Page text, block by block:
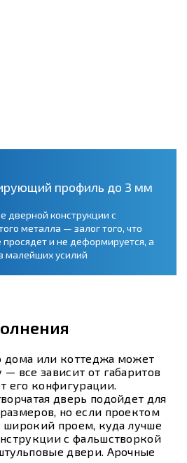
профиль до 3 мм
дверной конструкции с
металла — залог того, что
и не деформируется, а
малейших усилий
дома или коттеджа может
все зависит от габаритов
его конфигурации.
дверь подойдет для
но если проектом
широкий проем, куда лучше
с фальшстворкой
двери. Арочные